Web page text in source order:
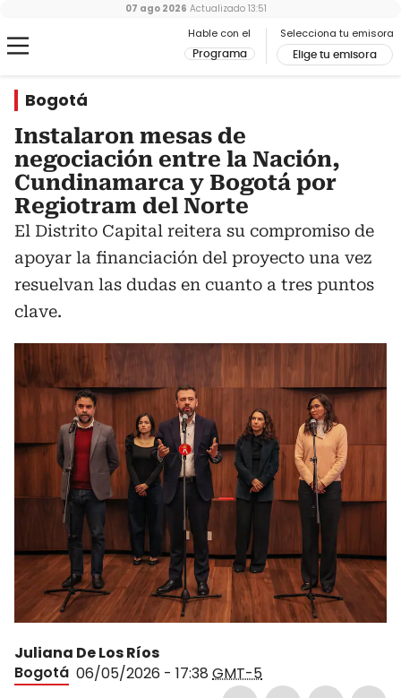
Hable con el
Programa
Selecciona tu emisora
Elige tu emisora
07 ago 2026 Actualizado 13:51
Bogotá
Instalaron mesas de
negociación entre la Nación,
Cundinamarca y Bogotá por
Regiotram del Norte
El Distrito Capital reitera su compromiso de
apoyar la financiación del proyecto una vez
resuelvan las dudas en cuanto a tres puntos
clave.
Juliana De Los Ríos
Bogotá 06/05/2026 - 17:38 GMT-5